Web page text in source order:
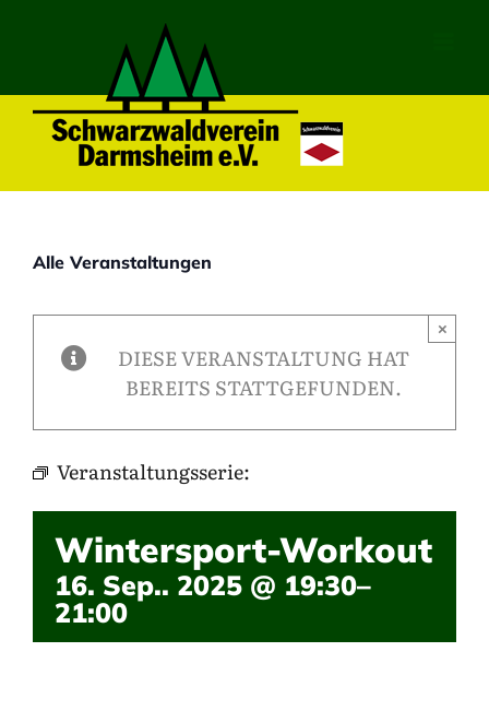
Alle Veranstaltungen
DIESE VERANSTALTUNG HAT
BEREITS STATTGEFUNDEN.
×
Veranstaltungsserie:
Wintersport-Workout
16. Sep.. 2025 @ 19:30–
21:00